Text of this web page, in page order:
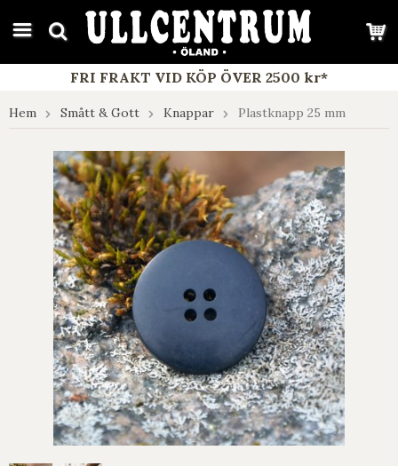
google-site-verification: google7e4b1026db5d9f32.html
FRI FRAKT VID KÖP ÖVER 2500 kr*
Hem Smått & Gott Knappar Plastknapp 25 mm